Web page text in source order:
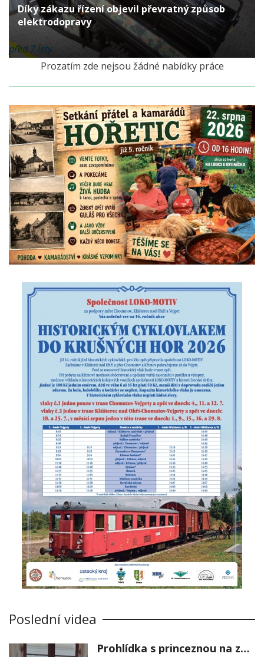
Díky zákazu řízení objevil převratný způsob
elektrodopravy
před 7 lety
Prozatím zde nejsou žádné nabídky práce
Poslední videa
Prohlídka s princeznou na zámku Stekník